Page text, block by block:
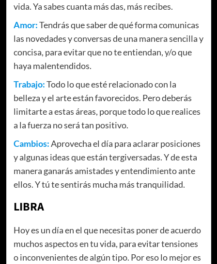
vida. Ya sabes cuanta más das, más recibes.
Amor:Tendrás que saber de qué forma comunicas
las novedades y conversas de una manera sencilla y
concisa, para evitar que no te entiendan, y/o que
haya malentendidos.
Trabajo:Todo lo que esté relacionado con la
belleza y el arte están favorecidos. Pero deberás
limitarte a estas áreas, porque todo lo que realices
a la fuerza no será tan positivo.
Cambios:Aprovecha el día para aclarar posiciones
y algunas ideas que están tergiversadas. Y de esta
manera ganarás amistades y entendimiento ante
ellos. Y tú te sentirás mucha más tranquilidad.
LIBRA
Hoy es un día en el que necesitas poner de acuerdo
muchos aspectos en tu vida, para evitar tensiones
o inconvenientes de algún tipo. Por eso lo mejor es